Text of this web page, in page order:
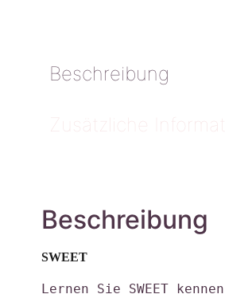
Beschreibung
Zusätzliche
Beschreibung
SWEET
Lernen Sie SWEET